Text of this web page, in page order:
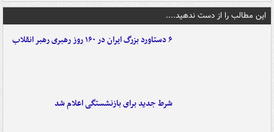
این مطالب را از دست ندهید....
۶ دستاورد بزرگ ایران در ۱۶۰ روز رهبری رهبر انقلاب
شرط جدید برای بازنشستگی اعلام شد